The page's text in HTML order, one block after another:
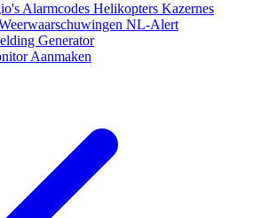
Alarmcodes Helikopters Kazernes
NL-Alert
Generator
Aanmaken